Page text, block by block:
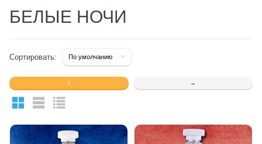
БЕЛЫЕ НОЧИ
Сортировать:
1 →